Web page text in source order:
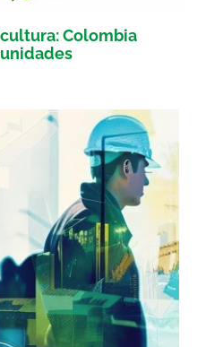
Colombia